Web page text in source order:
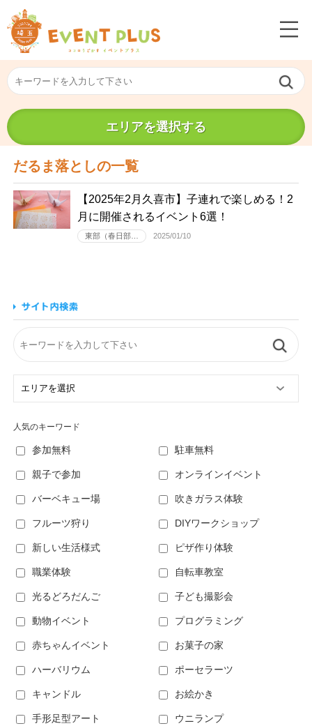
エリアを選択する
だるま落としの一覧
【2025年2月久喜市】子連れで楽しめる！2
月に開催されるイベント6選！
東部（春日部… 2025/01/10
人気のキーワード
参加無料 駐車無料
親子で参加 オンラインイベント
バーベキュー場 吹きガラス体験
フルーツ狩り DIYワークショップ
新しい生活様式 ピザ作り体験
職業体験 自転車教室
光るどろだんご 子ども撮影会
動物イベント プログラミング
赤ちゃんイベント お菓子の家
ハーバリウム ポーセラーツ
キャンドル お絵かき
手形足型アート ウニランプ